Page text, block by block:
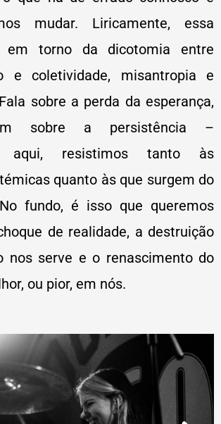
mudar. Liricamente, essa
em torno da dicotomia entre
e coletividade, misantropia e
sobre a perda da esperança,
sobre a persistência –
aqui, resistimos tanto às
quanto às que surgem do
fundo, é isso que queremos
de realidade, a destruição
nos serve e o renascimento do
ou pior, em nós.